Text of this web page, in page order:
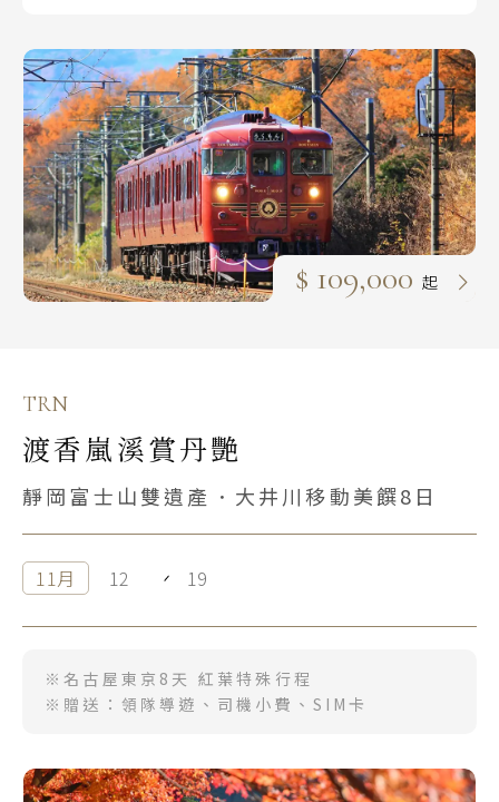
$ 109,000 起
TRN
渡香嵐溪賞丹艷
靜岡富士山雙遺產．大井川移動美饌8日
11月 12 19
※名古屋東京8天 紅葉特殊行程
※贈送：領隊導遊、司機小費、SIM卡